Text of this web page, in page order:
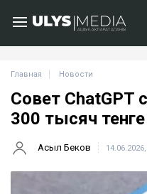
Главная Новости
Совет ChatGPT
300 тысяч тенге
Асыл Беков